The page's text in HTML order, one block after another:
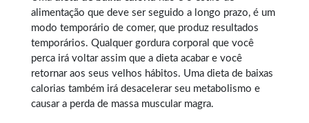
alimentação que deve ser seguido a longo prazo, é um
modo temporário de comer, que produz resultados
temporários. Qualquer gordura corporal que você
perca irá voltar assim que a dieta acabar e você
retornar aos seus velhos hábitos. Uma dieta de baixas
calorias também irá desacelerar seu metabolismo e
causar a perda de massa muscular magra.